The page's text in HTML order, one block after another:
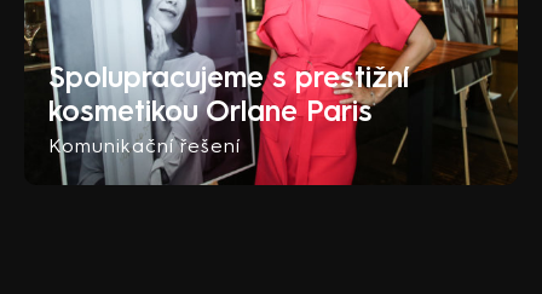
Spolupracujeme s prestižní
kosmetikou Orlane Paris
Komunikační řešení